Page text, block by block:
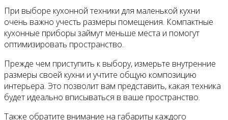
При выборе кухонной техники для маленькой кухни
очень важно учесть размеры помещения. Компактные
кухонные приборы займут меньше места и помогут
оптимизировать пространство.
Прежде чем приступить к выбору, измерьте внутренние
размеры своей кухни и учтите общую композицию
интерьера. Это позволит вам представить, какая техника
будет идеально вписываться в ваше пространство.
Также обратите внимание на габариты каждого